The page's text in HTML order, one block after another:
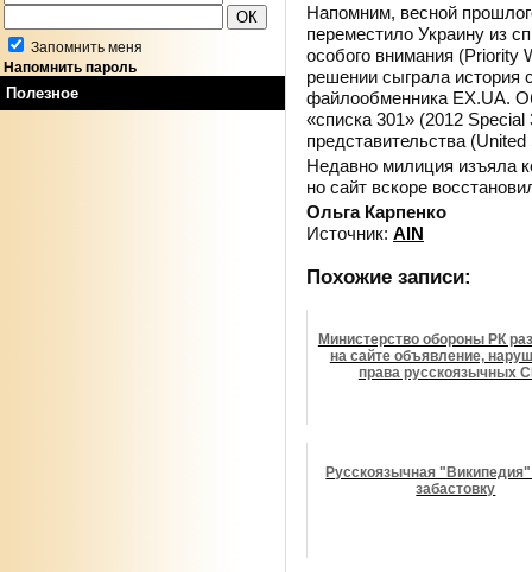
Запомнить меня
Напомнить пароль
Полезное
Напомним, весной
переместило Украину из
особого внимания
решении сыграла история
файлообменника EX.UA.
«списка 301» (2012
представительства
Недавно милиция изъяла
но сайт вскоре
Ольга Карпенко
Источник: AIN
Похожие записи:
Министерство обороны РК
на сайте объявление,
права русскоязычных
Русскоязычная
забастовку